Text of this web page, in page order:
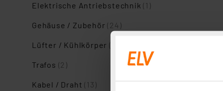
Elektrische Antriebstechnik(1)
Gehäuse / Zubehör(24)
Lüfter / Kühlkörper(2)
Trafos (2)
Kabel / Draht(13)